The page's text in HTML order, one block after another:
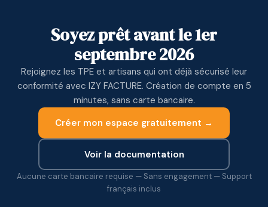
Soyez prêt avant le 1er
septembre 2026
Rejoignez les TPE et artisans qui ont déjà sécurisé leur
conformité avec IZY FACTURE. Création de compte en 5
minutes, sans carte bancaire.
Créer mon espace gratuitement →
Voir la documentation
Aucune carte bancaire requise — Sans engagement — Support
français inclus